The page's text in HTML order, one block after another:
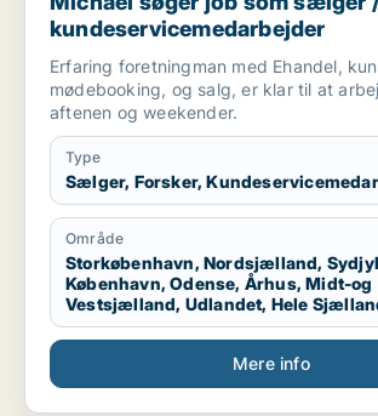
kundeservicemedarbejder
Erfaring foretningman med Ehandel,
mødebooking, og salg, er klar til at
aftenen og weekender.
Type
Sælger, Forsker,
Område
Storkøbenhavn, Nordsjælland,
København, Odense, Århus, Midt-og
Vestsjælland, Udlandet, Hele
Mere info